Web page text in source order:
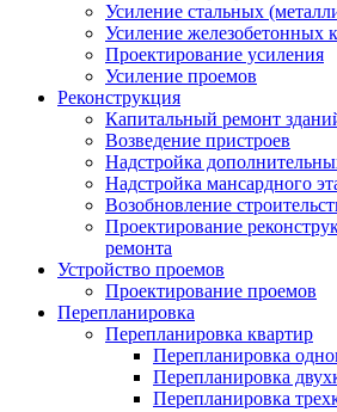
Усиление стальных
Усиление железобетонных
Проектирование усиления
Усиление проемов
Реконструкция
Капитальный ремонт
Возведение пристроев
Надстройка
Надстройка мансардного
Возобновление
Проектирование
ремонта
Устройство проемов
Проектирование проемов
Перепланировка
Перепланировка квартир
Перепланировка
Перепланировка
Перепланировка